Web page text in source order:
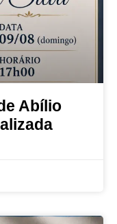
Abílio